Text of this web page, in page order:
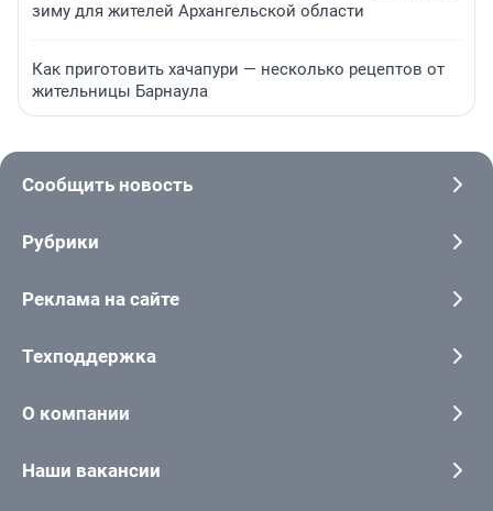
зиму для жителей Архангельской области
Как приготовить хачапури — несколько рецептов от
жительницы Барнаула
Сообщить новость
Рубрики
Реклама на сайте
Техподдержка
О компании
Наши вакансии